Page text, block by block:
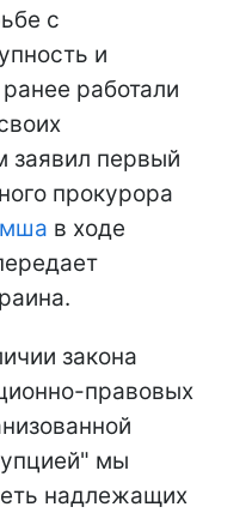
с
и
ранее работали
заявил первый
прокурора
в ходе
закона
правовых
мы
надлежащих